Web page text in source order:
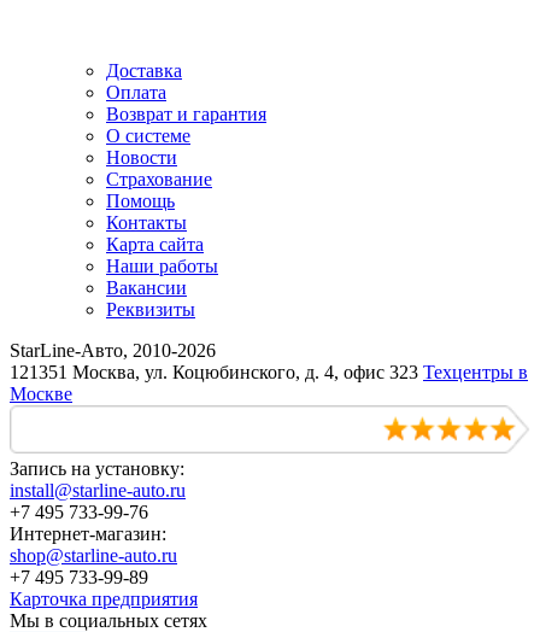
Доставка
Оплата
Возврат и гарантия
О системе
Новости
Страхование
Помощь
Контакты
Карта сайта
Наши работы
Вакансии
Реквизиты
StarLine-Авто, 2010-2026
121351 Москва, ул. Коцюбинского, д. 4, офис 323 Техцентры в
Москве
Запись на установку:
install@starline-auto.ru
+7 495 733-99-76
Интернет-магазин:
shop@starline-auto.ru
+7 495 733-99-89
Карточка предприятия
Мы в социальных сетях